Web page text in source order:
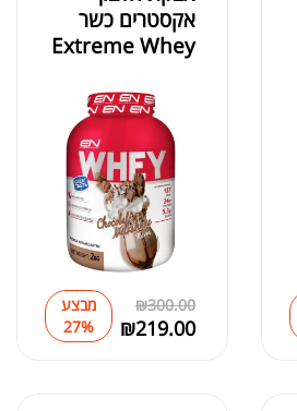
אקסטרים כשר
Extreme Whey
₪300.00
₪219.00
מבצע
27%